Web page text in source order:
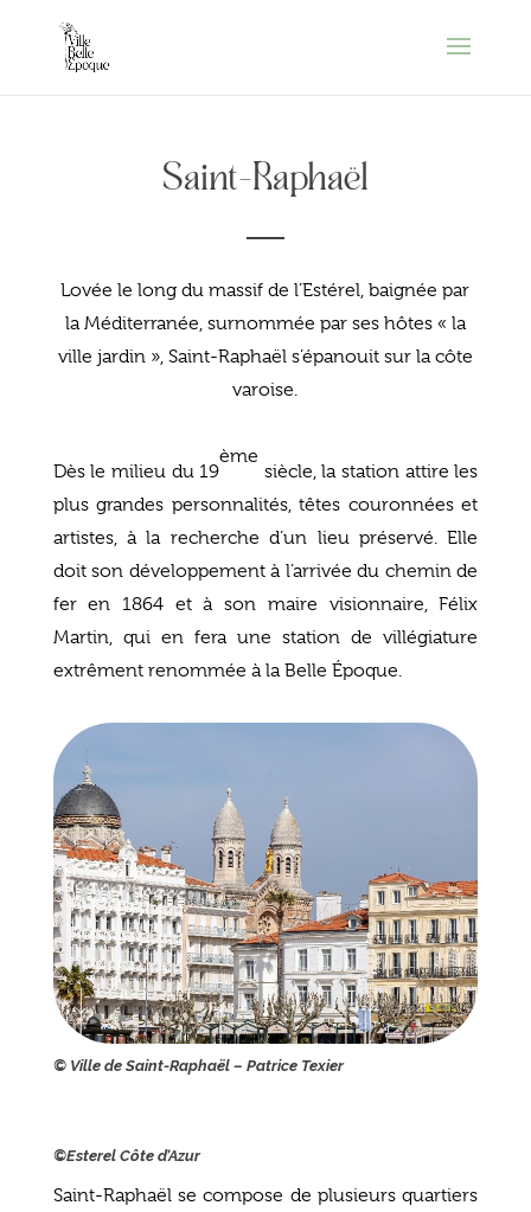
Saint-Raphaël
Lovée le long du massif de l’Estérel, baignée par
la Méditerranée, surnommée par ses hôtes « la
ville jardin », Saint-Raphaël s’épanouit sur la côte
varoise.
Dès le milieu du 19
ème
siècle, la station attire les
plus grandes personnalités, têtes couronnées et
artistes, à la recherche d’un lieu préservé. Elle
doit son développement à l’arrivée du chemin de
fer en 1864 et à son maire visionnaire, Félix
Martin, qui en fera une station de villégiature
extrêment renommée à la Belle Époque.
© Ville de Saint-Raphaël – Patrice Texier
©Esterel Côte d’Azur
Saint-Raphaël se compose de plusieurs quartiers